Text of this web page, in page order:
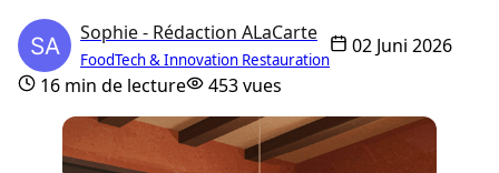
Sophie - Rédaction ALaCarte
FoodTech & Innovation Restauration
02 Juni 2026
16 min de lecture
453 vues